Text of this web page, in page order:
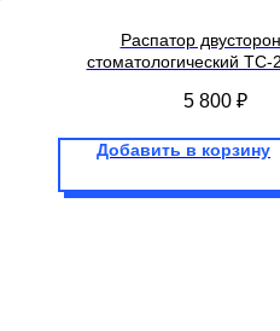
Распатор
стоматологический TC-
5 800 ₽
Добавить в корзину